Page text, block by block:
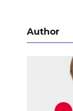
Author